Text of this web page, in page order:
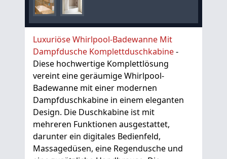
Luxuriöse Whirlpool-Badewanne Mit
Dampfdusche Komplettduschkabine-
Diese hochwertige Komplettlösung
vereint eine geräumige Whirlpool-
Badewanne mit einer modernen
Dampfduschkabine in einem eleganten
Design. Die Duschkabine ist mit
mehreren Funktionen ausgestattet,
darunter ein digitales Bedienfeld,
Massagedüsen, eine Regendusche und